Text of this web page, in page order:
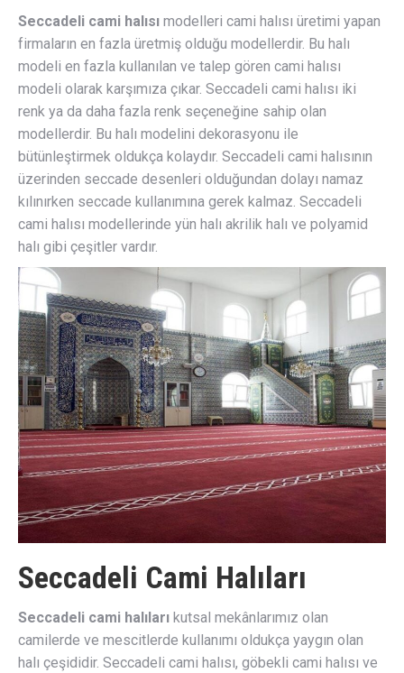
Seccadeli cami halısı modelleri cami halısı üretimi yapan
firmaların en fazla üretmiş olduğu modellerdir. Bu halı
modeli en fazla kullanılan ve talep gören cami halısı
modeli olarak karşımıza çıkar. Seccadeli cami halısı iki
renk ya da daha fazla renk seçeneğine sahip olan
modellerdir. Bu halı modelini dekorasyonu ile
bütünleştirmek oldukça kolaydır. Seccadeli cami halısının
üzerinden seccade desenleri olduğundan dolayı namaz
kılınırken seccade kullanımına gerek kalmaz. Seccadeli
cami halısı modellerinde yün halı akrilik halı ve polyamid
halı gibi çeşitler vardır.
Seccadeli Cami Halıları
Seccadeli cami halıları kutsal mekânlarımız olan
camilerde ve mescitlerde kullanımı oldukça yaygın olan
halı çeşididir. Seccadeli cami halısı, göbekli cami halısı ve